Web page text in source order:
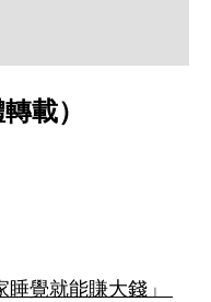
載）
覺就能賺大錢」